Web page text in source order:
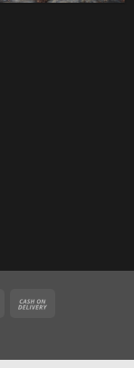
MasterCard